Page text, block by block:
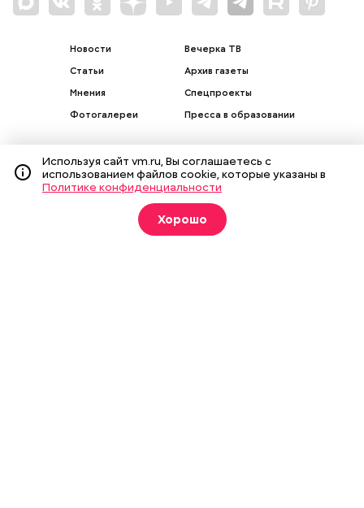
Новости
Статьи
Мнения
Фотогалереи
Вечерка ТВ
Архив газеты
Спецпроекты
Пресса в образовании
Подписка на печатные
Используя сайт vm.ru, Вы соглашаетесь с
использованием файлов cookie, которые указаны в
Политике конфиденциальности
Хорошо